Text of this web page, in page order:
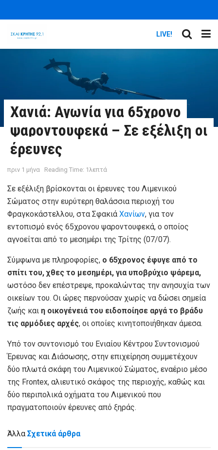
LIVE!
Χανιά: Αγωνία για 65χρονο
ψαροντουφεκά – Σε εξέλιξη οι
έρευνες
πριν 1 μήνα Reading Time: 1λεπτά
Σε εξέλιξη βρίσκονται οι έρευνες του Λιμενικού
Σώματος στην ευρύτερη θαλάσσια περιοχή του
Φραγκοκάστελλου, στα Σφακιά Χανίων, για τον
εντοπισμό ενός 65χρονου ψαροντουφεκά, ο οποίος
αγνοείται από το μεσημέρι της Τρίτης (07/07).
Σύμφωνα με πληροφορίες, ο 65χρονος έφυγε από το
σπίτι του, χθες το μεσημέρι, για υποβρύχιο ψάρεμα,
ωστόσο δεν επέστρεψε, προκαλώντας την ανησυχία των
οικείων του. Οι ώρες περνούσαν χωρίς να δώσει σημεία
ζωής και η οικογένειά του ειδοποίησε αργά το βράδυ
τις αρμόδιες αρχές, οι οποίες κινητοποιήθηκαν άμεσα.
Υπό τον συντονισμό του Ενιαίου Κέντρου Συντονισμού
Έρευνας και Διάσωσης, στην επιχείρηση συμμετέχουν
δύο πλωτά σκάφη του Λιμενικού Σώματος, εναέριο μέσο
της Frontex, αλιευτικό σκάφος της περιοχής, καθώς και
δύο περιπολικά οχήματα του Λιμενικού που
πραγματοποιούν έρευνες από ξηράς.
Άλλα Σχετικά άρθρα